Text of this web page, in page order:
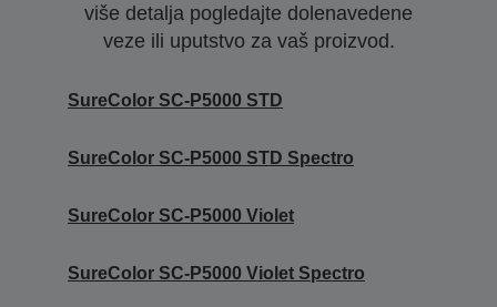
više detalja pogledajte dolenavedene
veze ili uputstvo za vaš proizvod.
SureColor SC-P5000 STD
SureColor SC-P5000 STD Spectro
SureColor SC-P5000 Violet
SureColor SC-P5000 Violet Spectro